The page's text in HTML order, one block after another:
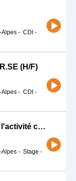
Alpes - CDI -
(H/F)
Alpes - CDI -
STAGE COMMERCE - Développer l'activité commerciale de ton sport (H/F)
Alpes - Stage -